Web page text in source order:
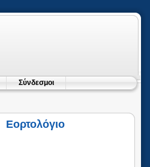
Σύνδεσμοι
Εορτολόγιο